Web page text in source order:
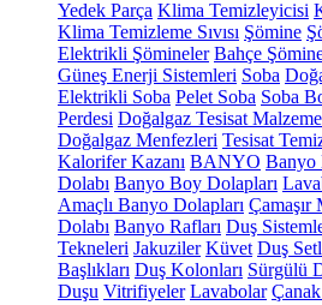
Yedek Parça Klima Temizleyicisi
Klima Temizleme Sıvısı Şömine
Elektrikli Şömineler Bahçe
Güneş Enerji Sistemleri Soba
Elektrikli Soba Pelet Soba Soba
Perdesi Doğalgaz Tesisat
Doğalgaz Menfezleri Tesisat
Kalorifer Kazanı BANYO Banyo
Dolabı Banyo Boy Dolapları
Amaçlı Banyo Dolapları Çamaşır
Dolabı Banyo Rafları Duş
Tekneleri Jakuziler Küvet Duş
Başlıkları Duş Kolonları Sürgülü
Duşu Vitrifiyeler Lavabolar